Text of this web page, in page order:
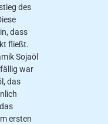
des
dass
fließt.
Sojaöl
war
das
ersten